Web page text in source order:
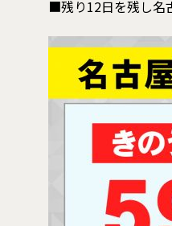
■残り12日を残し名